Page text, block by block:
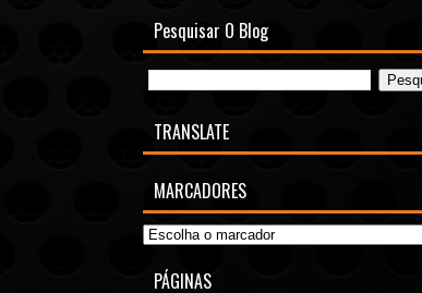
Pesquisar O Blog
TRANSLATE
MARCADORES
PÁGINAS